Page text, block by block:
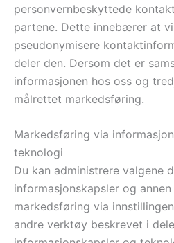
personvernbeskyttede
partene. Dette innebærer at
pseudonymisere
deler den. Dersom det er
informasjonen hos oss og
målrettet markedsføring.
Markedsføring via
teknologi
Du kan administrere valgene
informasjonskapsler og
markedsføring via
andre verktøy beskrevet i